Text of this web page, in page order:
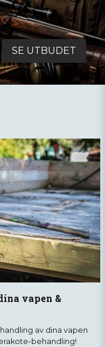
SE UTBUDET
vapen &
av dina vapen
behandling!